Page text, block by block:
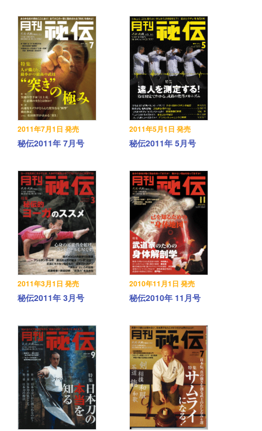
2011年7月1日 発売
秘伝2011年 7月号
2011年5月1日 発売
秘伝2011年 5月号
2011年3月1日 発売
秘伝2011年 3月号
2010年11月1日 発売
秘伝2010年 11月号